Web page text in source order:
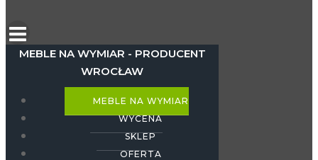
MEBLE NA WYMIAR - PRODUCENT
WROCŁAW
MEBLE NA WYMIAR
WYCENA
SKLEP
OFERTA